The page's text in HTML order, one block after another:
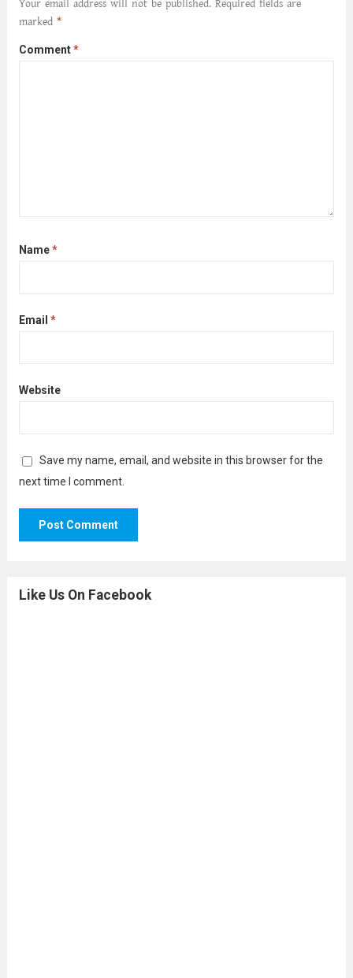
Your email address will not be published. Required fields are
marked *
Comment*
Name*
Email *
Website
Save my name, email, and website in this browser for the
next time I comment.
Like Us On Facebook